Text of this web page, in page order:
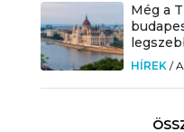
Még a
HÍREK /